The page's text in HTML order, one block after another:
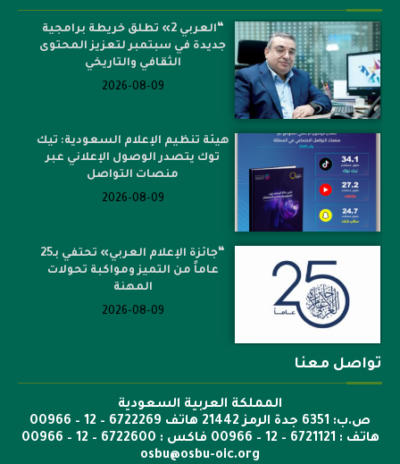
“العربي 2» تطلق خريطة برامجية
جديدة في سبتمبر لتعزيز المحتوى
الثقافي والتاريخي
2026-08-09
هيئة تنظيم الإعلام السعودية: تيك
توك يتصدر الوصول الإعلاني عبر
منصات التواصل
2026-08-09
“جائزة الإعلام العربي» تحتفي بـ25
عاماً من التميز ومواكبة تحولات
المهنة
2026-08-09
تواصل معنا
المملكة العربية السعودية
ص.ب: 6351 جدة الرمز 21442 هاتف 6722269 – 12 – 00966
هاتف : 6721121 – 12 – 00966 فاكس : 6722600 – 12 – 00966
osbu@osbu-oic.org